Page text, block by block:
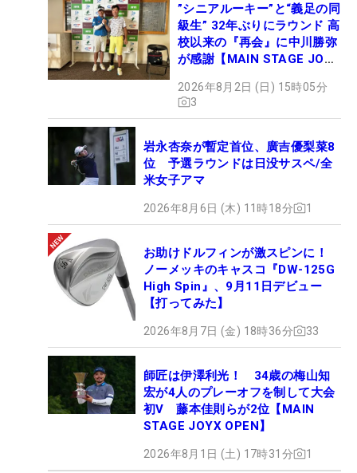
”シニアルーキー”と“義足の同
級生” 32年ぶりにラウンド 高
校以来の『再会』に中川勝弥
が感謝【MAIN STAGE JOYX
2026年8月2日 (日) 15時05分
3
岩永杏奈が暫定首位、廣吉優梨菜8
位 予選ラウンドは日没サスペ/全
米女子アマ
2026年8月6日 (木) 11時18分 1
お助けドルフィンが激スピンに！
ノーメッキのキャスコ『DW-125G
High Spin』、9月11日デビュー
【打ってみた】
2026年8月7日 (金) 18時36分 33
師匠は伊澤利光！ 34歳の梅山知
宏が4人のプレーオフを制して大会
初V 藤本佳則らが2位【MAIN
STAGE JOYX OPEN】
2026年8月1日 (土) 17時31分 1